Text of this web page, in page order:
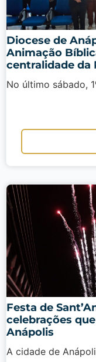
Diocese de
Animação
centralidade da
No último sábado,
Festa de
celebrações
Anápolis
A cidade de